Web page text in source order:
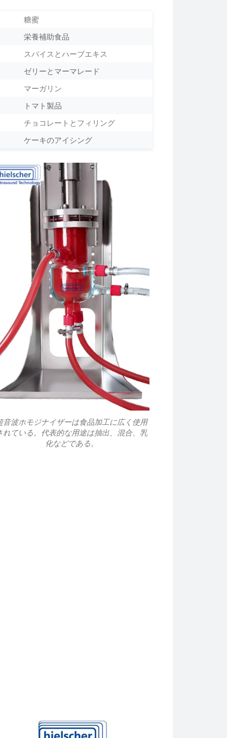
糖蜜
栄養補助食品
スパイスとハーブエキス
ゼリーとマーマレード
マーガリン
トマト製品
チョコレートとフィリング
ケーキのアイシング
音波ホモジナイザーは食品加工に広く使用
れている。代表的な用途は抽出、混合、乳
化などである。